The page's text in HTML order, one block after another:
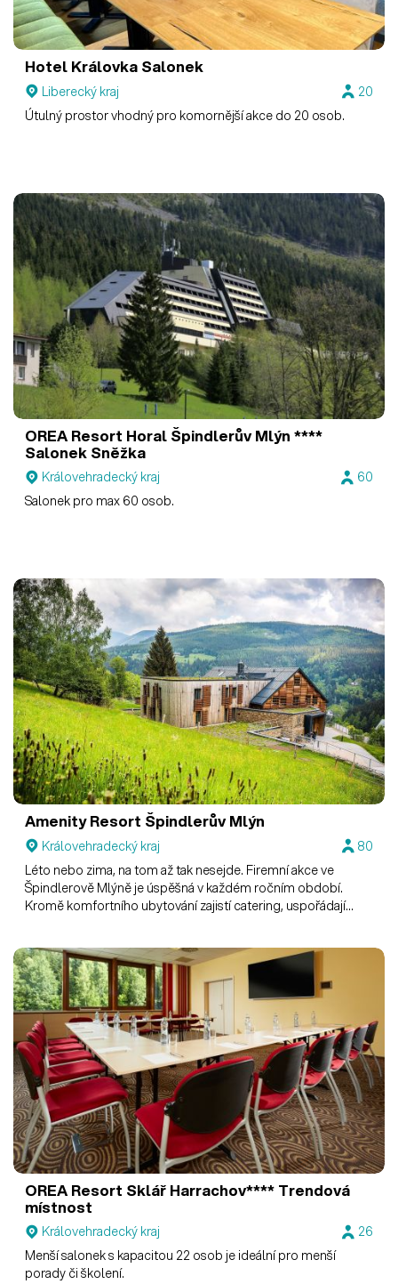
Hotel Královka Salonek
Liberecký kraj
20
Útulný prostor vhodný pro komornější akce do 20 osob.
OREA Resort Horal Špindlerův Mlýn ****
Salonek Sněžka
Královehradecký kraj
60
Salonek pro max 60 osob.
Amenity Resort Špindlerův Mlýn
Královehradecký kraj
80
Léto nebo zima, na tom až tak nesejde. Firemní akce ve
Špindlerově Mlýně je úspěšná v každém ročním období.
Kromě komfortního ubytování zajistí catering, uspořádají
OREA Resort Sklář Harrachov**** Trendová
místnost
Královehradecký kraj
26
Menší salonek s kapacitou 22 osob je ideální pro menší
porady či školení.